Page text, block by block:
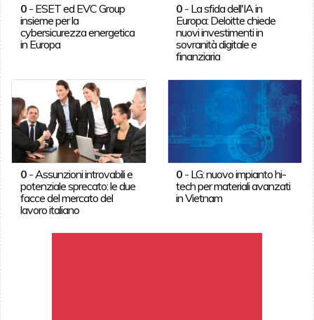
0- ESET ed EVC Group
insieme per la
cybersicurezza energetica
in Europa
0 - La sfida dell'IA in
Europa: Deloitte chiede
nuovi investimenti in
sovranità digitale e
finanziaria
0- Assunzioni introvabili e
potenziale sprecato: le due
facce del mercato del
lavoro italiano
0 - LG: nuovo impianto hi-
tech per materiali avanzati
in Vietnam